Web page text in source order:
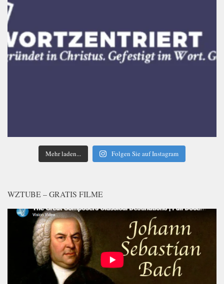
Mehr laden... Folgen Sie auf Instagram
WZTUBE – GRATIS FILME